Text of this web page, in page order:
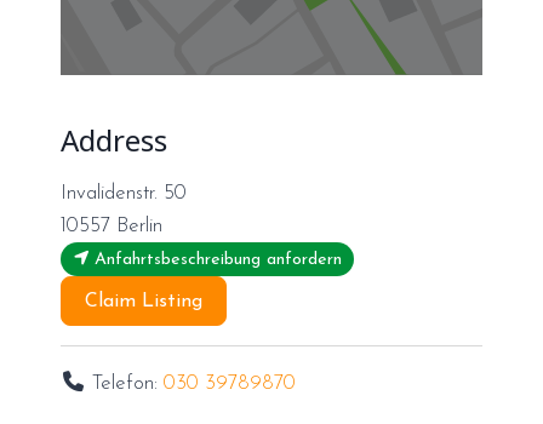
Address
Invalidenstr. 50
10557 Berlin
Anfahrtsbeschreibung anfordern
Claim Listing
Telefon:030 39789870